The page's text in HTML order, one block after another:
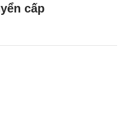
cấp